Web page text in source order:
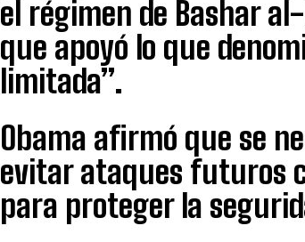
el régimen de Bashar
que apoyó lo que
limitada”.
Obama afirmó que se
evitar ataques futuros
para proteger la